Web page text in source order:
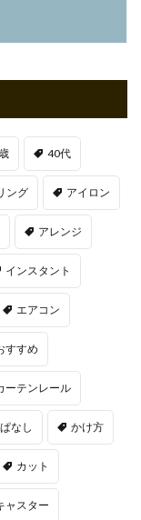
40代
ング アイロン
アレンジ
インスタント
エアコン
すすめ
ーテンレール
なし かけ方
カット
ャスター